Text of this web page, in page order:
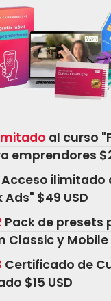
al curso
emprendores
Acceso ilimitado
$49 USD
Pack de presets
Classic y Mobile
Certificado de
$15 USD